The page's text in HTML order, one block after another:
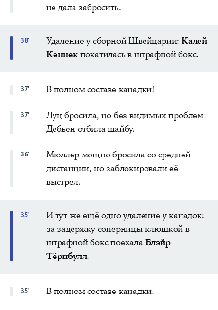
не дала забросить.
38' Удаление у сборной Швейцарии: Калей
Кеннекпокатилась в штрафной бокс.
37' В полном составе канадки!
37'
Луц бросила, но без видимых проблем
Дебьен отбила шайбу.
36'
Мюллер мощно бросила со средней
дистанции, но заблокировали её
выстрел.
35'
И тут же ещё одно удаление у канадок:
за задержку соперницы клюшкой в
штрафной бокс поехала Блэйр
Тёрнбулл.
35' В полном составе канадки.